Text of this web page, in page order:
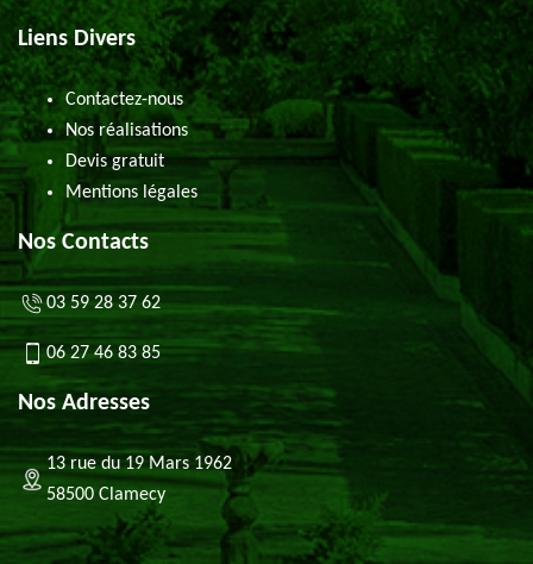
Liens Divers
Contactez-nous
Nos réalisations
Devis gratuit
Mentions légales
Nos Contacts
03 59 28 37 62
06 27 46 83 85
Nos Adresses
13 rue du 19 Mars 1962
58500 Clamecy